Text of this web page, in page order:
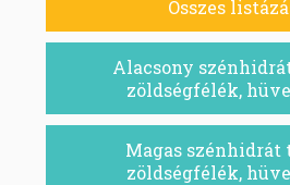
Összes
Alacsony
zöldségfélék,
Magas szénhidrát
zöldségfélék,